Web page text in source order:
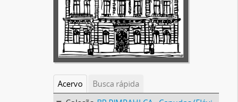
Acervo
Busca rápida